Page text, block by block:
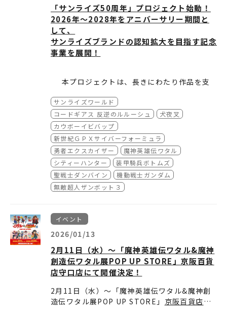
このＴシャツ着て、そんな気分を吹き飛ばそ
う！
価格：4,400 円 税込
カラー：ブラック
サイズ：S/M/L/XL
l Rights Reserved.
「サンライズ50周年」プロジェクト始動！
2026年～2028年をアニバーサリー期間と
して、
サンライズブランドの認知拡大を目指す記念
事業を展開！
本プロジェクトは、長きにわたり作品を支
数々の名作を生み出したクリエイターへの
敬意を示すとともに、1977年放送開始の
『無敵超人ザンボット３』を皮切りに、半
世紀にわたり培ってきた「サンライズ」の
ブランド価値を再定義し、国内外へさらな
る認知拡大を図るものです。 2026年から2
028年の3年間を通して、今後さらなる50年
へと続く「サンライズブランド」の魅力を
グローバルに発信してまいります。
期間中は様々な施策を企画しておりますの
で、ぜひ本プロジェクトにご期待くださ
い。
サンライズワールド
コードギアス 反逆のルルーシュ
犬夜叉
カウボーイビバップ
新世紀ＧＰＸサイバーフォーミュラ
勇者エクスカイザー
魔神英雄伝ワタル
シティーハンター
装甲騎兵ボトムズ
聖戦士ダンバイン
機動戦士ガンダム
無敵超人ザンボット３
イベント
2026/01/13
2月11日（水）～「魔神英雄伝ワタル&魔神
創造伝ワタル展POP UP STORE」京阪百貨
店守口店にて開催決定！
2月11日（水）～「魔神英雄伝ワタル&魔神創
造伝ワタル展POP UP STORE」 京阪百貨店守